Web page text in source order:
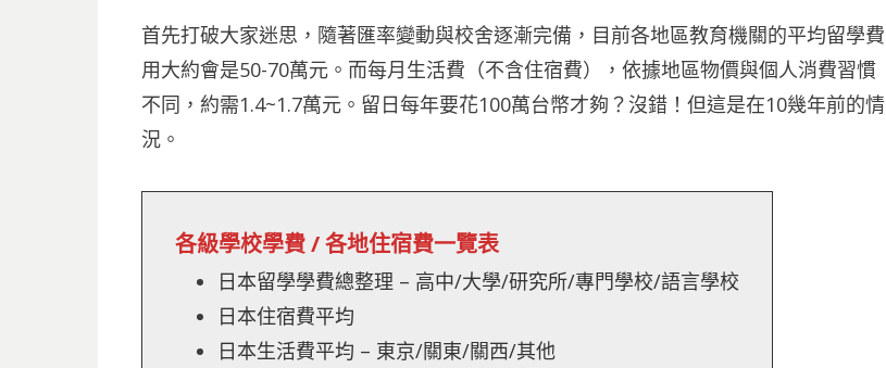
首先打破大家迷思，隨著匯率變動與校舍逐漸完備，目前各地區教育機關的平均留學費
用大約會是50-70萬元。而每月生活費（不含住宿費），依據地區物價與個人消費習慣
不同，約需1.4~1.7萬元。留日每年要花100萬台幣才夠？沒錯！但這是在10幾年前的情
況。
各級學校學費 / 各地住宿費一覽表
日本留學學費總整理 – 高中/大學/研究所/專門學校/語言學校
日本住宿費平均
日本生活費平均 – 東京/關東/關西/其他